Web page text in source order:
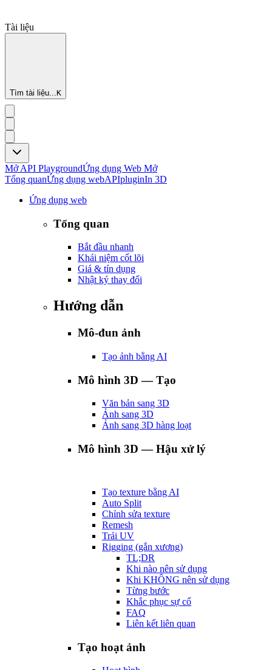
Tài liệu
Tìm tài liệu...K
Mở API PlaygroundỨng dụng Web Mở
Tổng quanỨng dụng webAPIpluginIn 3D
Ứng dụng web
Tổng quan
Bắt đầu nhanh
Khái niệm cốt lõi
Giá & tín dụng
Nhật ký thay đổi
Hướng dẫn
Mô-đun ảnh
Tạo ảnh bằng AI
Mô hình 3D — Tạo
Văn bản sang 3D
Ảnh sang 3D
Ảnh sang 3D hàng loạt
Mô hình 3D — Hậu xử lý
Tạo texture bằng AI
Auto Split
Chỉnh sửa texture
Remesh
Trải UV
Rigging (gắn xương)
TL;DR
Khi nào nên sử dụng
Khi KHÔNG nên sử dụng
Từng bước
Khắc phục sự cố
FAQ
Liên kết liên quan
Tạo hoạt ảnh